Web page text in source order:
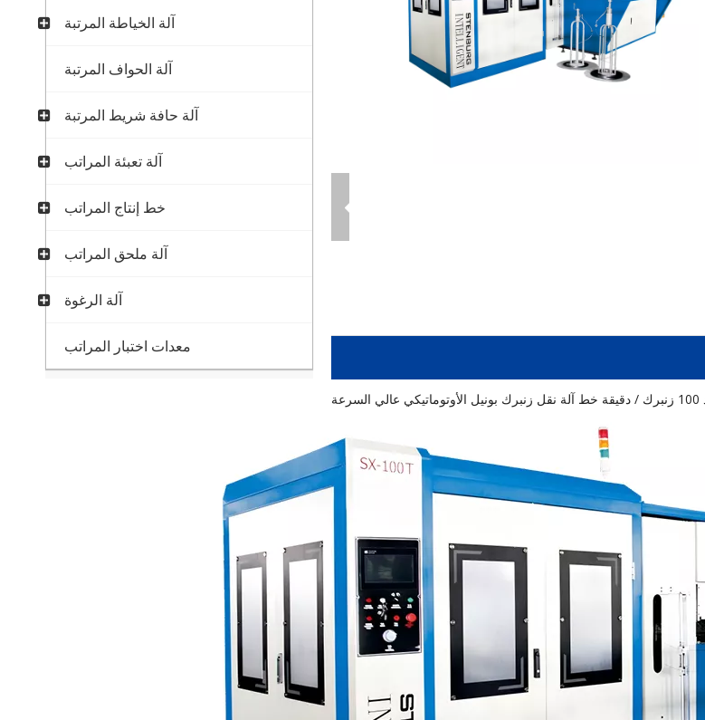
آلة الخياطة المرتبة
آلة الحواف المرتبة
آلة حافة شريط المرتبة
آلة تعبئة المراتب
خط إنتاج المراتب
آلة ملحق المراتب
آلة الرغوة
معدات اختبار المراتب